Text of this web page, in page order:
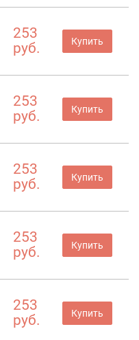
253
руб.
Купить
253
руб.
Купить
253
руб.
Купить
253
руб.
Купить
253
руб.
Купить